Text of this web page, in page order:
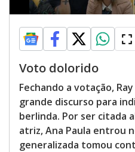
Voto dolorido
Fechando a votação,
grande discurso para
berlinda. Por ser citada
atriz, Ana Paula entrou
generalizada tomou